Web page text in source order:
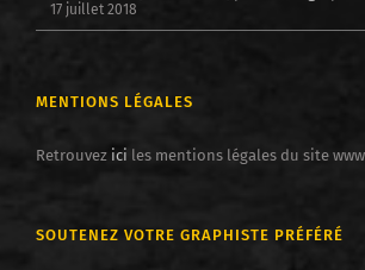
17 juillet 2018
MENTIONS LÉGALES
Retrouvez ici les mentions légales du site
SOUTENEZ VOTRE GRAPHISTE PRÉFÉRÉ